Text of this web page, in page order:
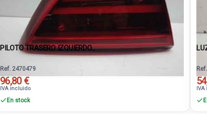
PILOTO TRASERO IZQUIERDO...
Ref. 2470479
96,80 €
IVA incluido
En stock